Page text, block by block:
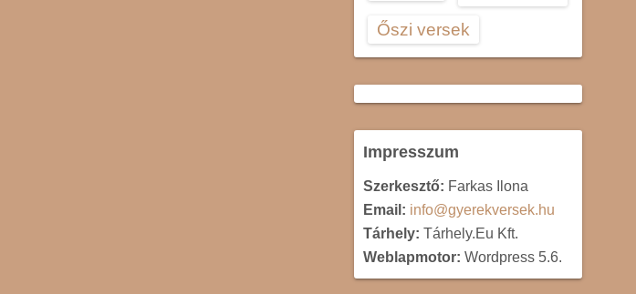
Őszi versek
Impresszum
Szerkesztő: Farkas Ilona
Email: info@gyerekversek.hu
Tárhely: Tárhely.Eu Kft.
Weblapmotor: Wordpress 5.6.